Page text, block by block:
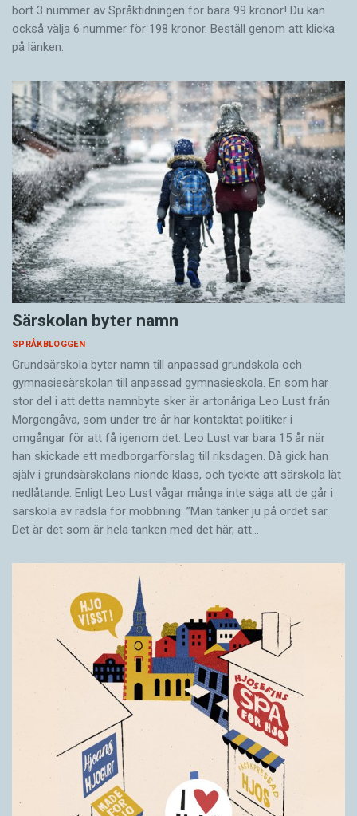
bort 3 nummer av Språktidningen för bara 99 kronor! Du kan
också välja 6 nummer för 198 kronor. Beställ genom att klicka
på länken.
Särskolan byter namn
SPRÅKBLOGGEN
Grundsärskola byter namn till anpassad grundskola och
gymnasiesärskolan till anpassad gymnasieskola. En som har
stor del i att detta namnbyte sker är artonåriga Leo Lust från
Morgongåva, som under tre år har kontaktat politiker i
omgångar för att få igenom det. Leo Lust var bara 15 år när
han skickade ett medborgarförslag till riksdagen. Då gick han
själv i grundsärskolans nionde klass, och tyckte att särskola lät
nedlåtande. Enligt Leo Lust vågar många inte säga att de går i
särskola av rädsla för mobbning: ”Man tänker ju på ordet sär.
Det är det som är hela tanken med det här, att…